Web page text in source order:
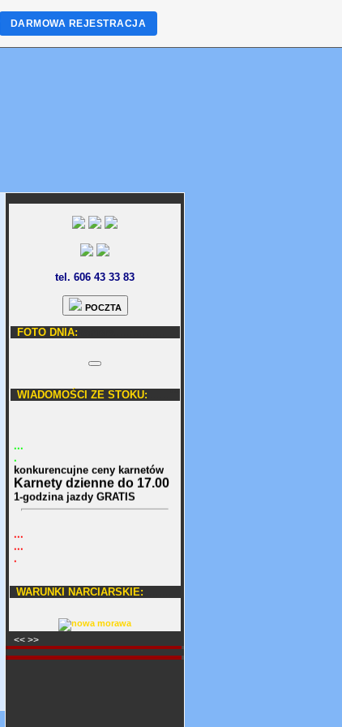
tel. 606 43 33 83
POCZTA
FOTO DNIA:
WIADOMOŚCI ZE STOKU:
.
konkurencujne ceny karnetów
Karnety dzienne do 17.00
1-godzina jazdy GRATIS
...
.
WARUNKI NARCIARSKIE:
<< >>
DARMOWA REJESTRACJA